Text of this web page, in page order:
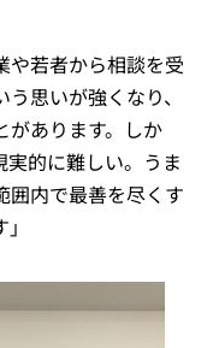
や若者から相談を受
思いが強くなり、
があります。しか
実的に難しい。うま
囲内で最善を尽くす